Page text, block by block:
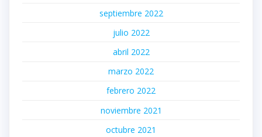
septiembre 2022
julio 2022
abril 2022
marzo 2022
febrero 2022
noviembre 2021
octubre 2021